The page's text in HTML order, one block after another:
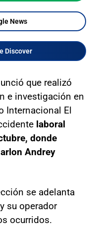
News
Discover
que realizó
e investigación en
Internacional El
laboral
donde
Andrey
se adelanta
su operador
ocurridos.